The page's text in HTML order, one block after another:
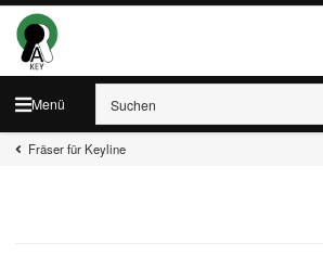
Menü
Fräser für Keyline